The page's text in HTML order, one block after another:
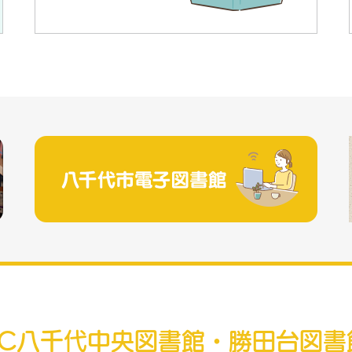
八千代中央図書館・勝田台図書